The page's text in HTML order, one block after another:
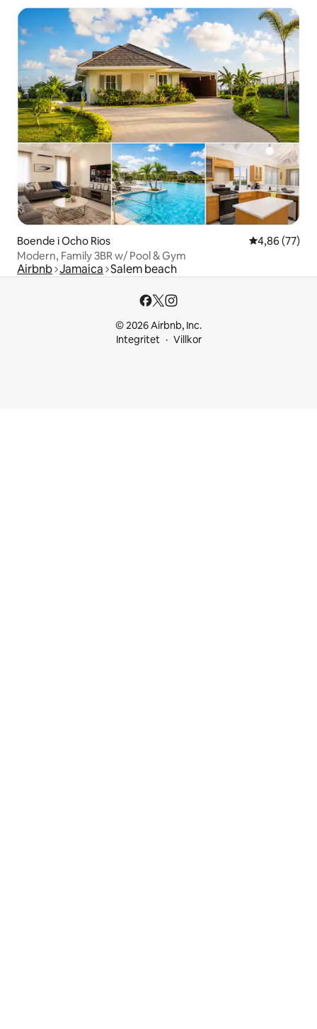
Boende i Ocho Rios 4,86 av 5 i
4,86 (77)
Modern, Family 3BR w/ Pool & Gym
Airbnb Jamaica Salem beach
© 2026 Airbnb, Inc.
Integritet
Villkor